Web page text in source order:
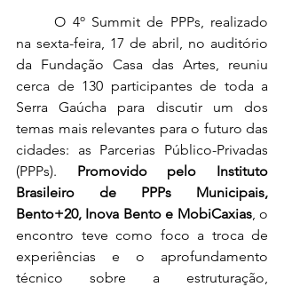
	O 4º Summit de PPPs, realizado
na sexta-feira, 17 de abril, no auditório
da Fundação Casa das Artes, reuniu
cerca de 130 participantes de toda a
Serra Gaúcha para discutir um dos
temas mais relevantes para o futuro das
cidades: as Parcerias Público-Privadas
(PPPs). Promovido pelo Instituto
Brasileiro de PPPs Municipais,
Bento+20, Inova Bento e MobiCaxias, o
encontro teve como foco a troca de
experiências e o aprofundamento
técnico sobre a estruturação,